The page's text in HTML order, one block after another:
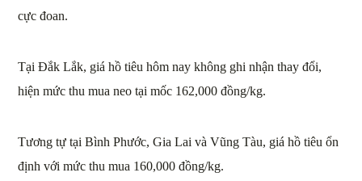
cực đoan.
Tại Đắk Lắk, giá hồ tiêu hôm nay không ghi nhận thay đổi,
hiện mức thu mua neo tại mốc 162,000 đồng/kg.
Tương tự tại Bình Phước, Gia Lai và Vũng Tàu, giá hồ tiêu ổn
định với mức thu mua 160,000 đồng/kg.